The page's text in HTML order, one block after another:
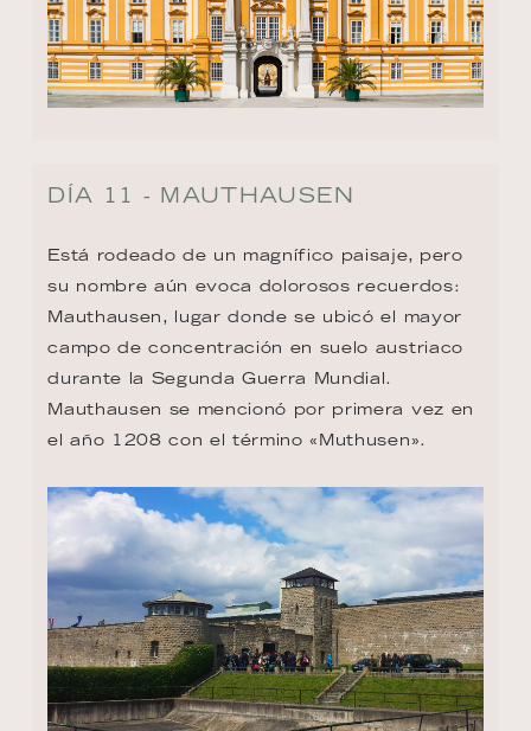
DÍA 11 - MAUTHAUSEN
Está rodeado de un magnífico paisaje, pero
su nombre aún evoca dolorosos recuerdos:
Mauthausen, lugar donde se ubicó el mayor
campo de concentración en suelo austriaco
durante la Segunda Guerra Mundial.
Mauthausen se mencionó por primera vez en
el año 1208 con el término «Muthusen».